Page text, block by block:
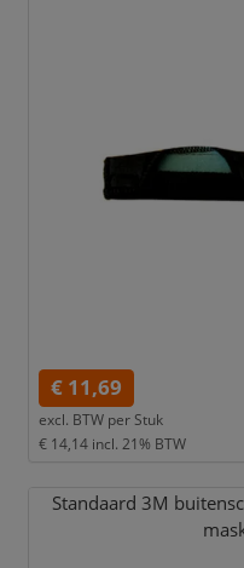
€ 11,69
excl. BTW per Stuk
€ 14,14 incl. 21% BTW
Standaard 3M